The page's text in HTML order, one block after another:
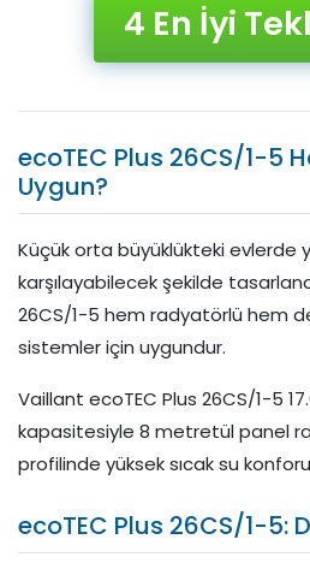
4 En İyi
ecoTEC Plus 26CS/1-5
Uygun?
Küçük orta büyüklükteki evlerde
karşılayabilecek şekilde
26CS/1-5 hem radyatörlü hem
sistemler için uygundur.
Vaillant ecoTEC Plus 26CS/1-5
kapasitesiyle 8 metretül panel
profilinde yüksek sıcak su
ecoTEC Plus 26CS/1-5: